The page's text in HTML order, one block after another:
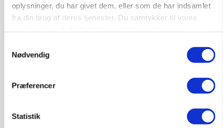
oplysninger, du har givet dem, eller som de har indsamlet
fra din brug af deres tjenester. Du samtykker til vores
Nødvendig
Præferencer
Statistik
Jobs
Lastbilchauffør søges til Henrik Haves